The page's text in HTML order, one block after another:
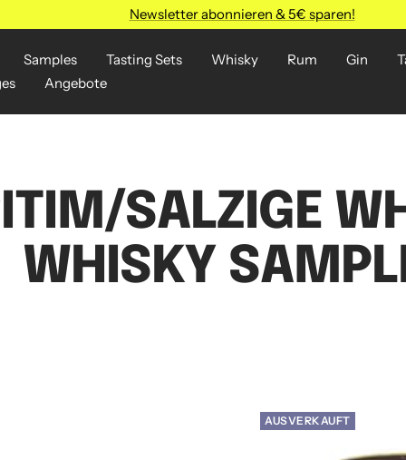
Newsletter abonnieren & 5€ sparen!
Samples Tasting Sets Whisky Rum Gin
Angebote
SALZIGE
WHISKY
AUSVERKAUFT